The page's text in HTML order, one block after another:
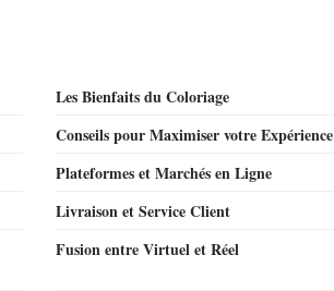
Les Bienfaits du Coloriage
Conseils pour Maximiser votre Expérience
Plateformes et Marchés en Ligne
Livraison et Service Client
Fusion entre Virtuel et Réel